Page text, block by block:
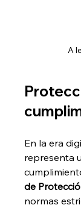
A
En la era
representa
de
normas